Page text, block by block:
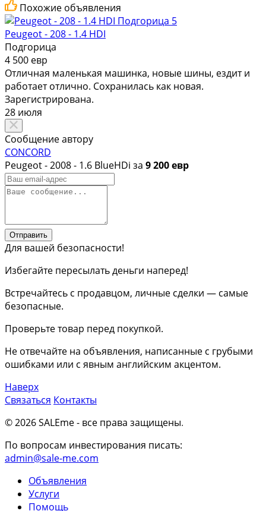
Похожие объявления
5
Peugeot - 208 - 1.4 HDI
Подгорица
4 500 евр
Отличная маленькая машинка, новые шины, ездит и
работает отлично. Сохранилась как новая.
Зарегистрирована.
28 июля
Сообщение автору
CONCORD
Peugeot - 2008 - 1.6 BlueHDi за 9 200 евр
Отправить
Для вашей безопасности!
Избегайте пересылать деньги наперед!
Встречайтесь с продавцом, личные сделки — самые
безопасные.
Проверьте товар перед покупкой.
Не отвечайте на объявления, написанные с грубыми
ошибками или с явным английским акцентом.
Наверх
Связаться Контакты
© 2026 SALEme - все права защищены.
По вопросам инвестирования писать:
admin@sale-me.com
Объявления
Услуги
Помощь